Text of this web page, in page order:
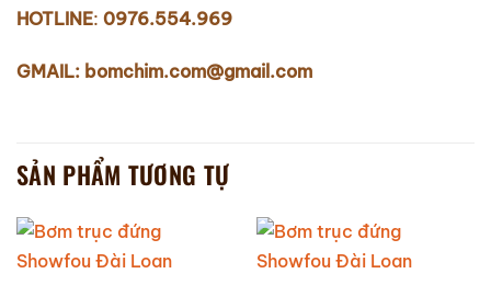
HOTLINE: 0976.554.969
GMAIL: bomchim.com@gmail.com
SẢN PHẨM TƯƠNG TỰ